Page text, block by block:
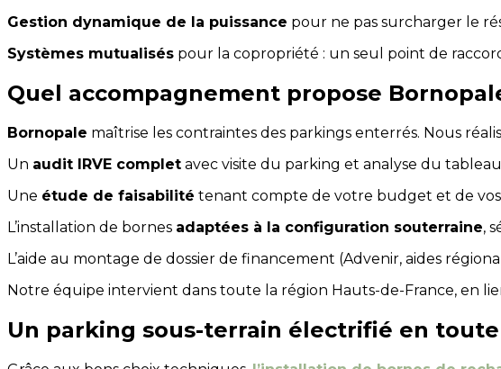
Gestion dynamique de la puissance pour ne pas surcharger le
Systèmes mutualisés pour la copropriété : un seul point de
Quel accompagnement propose
Bornopale maîtrise les contraintes des parkings enterrés. Nous
Un audit IRVE complet avec visite du parking et analyse du
Une étude de faisabilité tenant compte de votre budget et de
L’installation de bornes adaptées à la configuration souterraine,
L’aide au montage de dossier de financement (Advenir, aides
Notre équipe intervient dans toute la région Hauts-de-France, en
Un parking sous-terrain électrifié en